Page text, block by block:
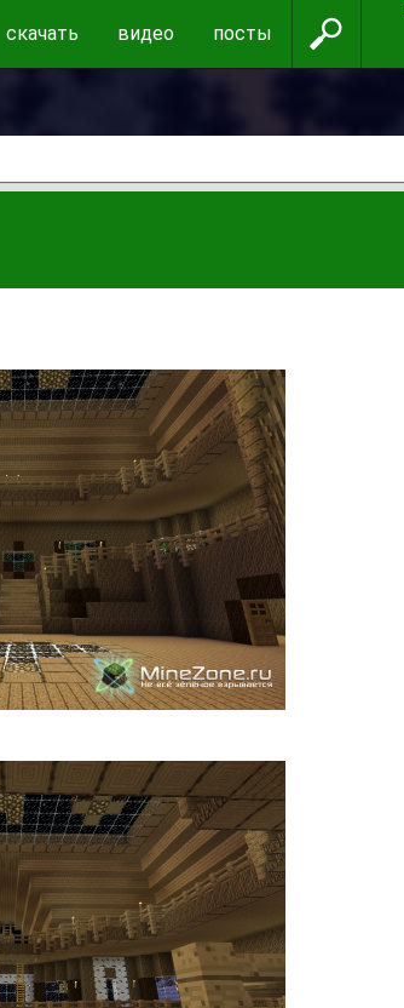
скачать видео посты